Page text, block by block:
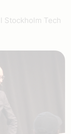
Stockholm Tech